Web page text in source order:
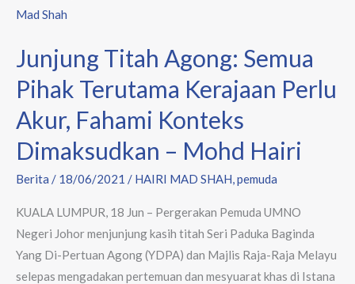
Junjung Titah Agong: Semua
Pihak Terutama Kerajaan Perlu
Akur, Fahami Konteks
Dimaksudkan – Mohd Hairi
Berita / 18/06/2021 / HAIRI MAD SHAH,pemuda
KUALA LUMPUR, 18 Jun – Pergerakan Pemuda UMNO
Negeri Johor menjunjung kasih titah Seri Paduka Baginda
Yang Di-Pertuan Agong (YDPA) dan Majlis Raja-Raja Melayu
selepas mengadakan pertemuan dan mesyuarat khas di Istana
Agong:
Pihak
Terutama
Kerajaan
Perlu
Akur,
Fahami
Konteks
Dimaksudkan
–
Mohd
Hairi